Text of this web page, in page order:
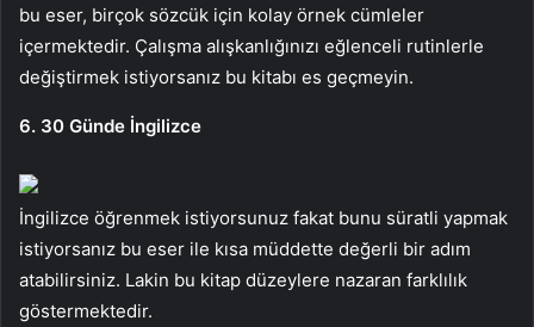
bu eser, birçok sözcük için kolay örnek cümleler
içermektedir. Çalışma alışkanlığınızı eğlenceli rutinlerle
değiştirmek istiyorsanız bu kitabı es geçmeyin.
6. 30 Günde İngilizce
İngilizce öğrenmek istiyorsunuz fakat bunu süratli yapmak
istiyorsanız bu eser ile kısa müddette değerli bir adım
atabilirsiniz. Lakin bu kitap düzeylere nazaran farklılık
göstermektedir.